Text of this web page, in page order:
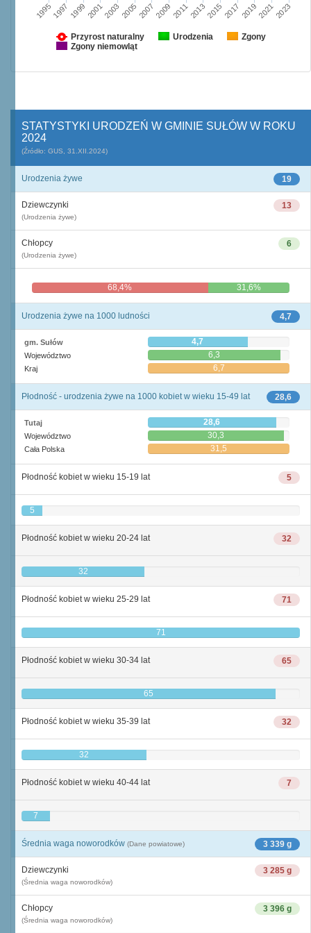
Przyrost naturalny Urodzenia
Zgony
Zgony niemowląt
19951997 1999200120032005200720092011201320152017 201920212023
STATYSTYKI URODZEŃ W GMINIE SUŁÓW W ROKU
2024
(Źródło: GUS, 31.XII.2024)
19
Urodzenia żywe
13
Dziewczynki
(Urodzenia żywe)
6
Chłopcy
(Urodzenia żywe)
68,4% 31,6%
4,7
Urodzenia żywe na 1000 ludności
gm. Sułów 4,7
Województwo 6,3
Kraj 6,7
28,6
Płodność - urodzenia żywe na 1000 kobiet w wieku 15-49 lat
Tutaj 28,6
Województwo 30,3
Cała Polska 31,5
5
Płodność kobiet w wieku 15-19 lat
5
32
Płodność kobiet w wieku 20-24 lat
32
71
Płodność kobiet w wieku 25-29 lat
71
65
Płodność kobiet w wieku 30-34 lat
65
32
Płodność kobiet w wieku 35-39 lat
32
7
Płodność kobiet w wieku 40-44 lat
7
3 339 g
Średnia waga noworodków (Dane powiatowe)
3 285 g
Dziewczynki
(Średnia waga noworodków)
3 396 g
Chłopcy
(Średnia waga noworodków)